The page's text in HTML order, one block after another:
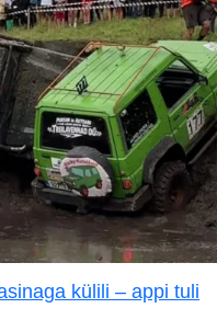
külili – appi tuli